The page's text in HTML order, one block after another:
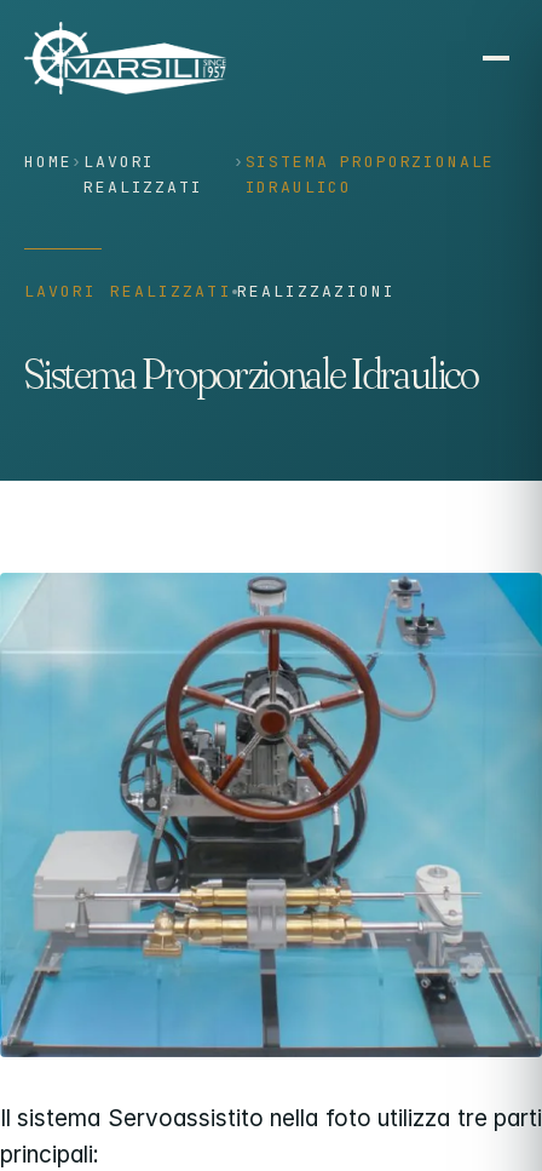
contenuto
HOME › LAVORI
REALIZZATI
› SISTEMA PROPORZIONALE
IDRAULICO
LAVORI REALIZZATI REALIZZAZIONI
Sistema Proporzionale Idraulico
Il sistema Servoassistito nella foto utilizza tre parti
principali: